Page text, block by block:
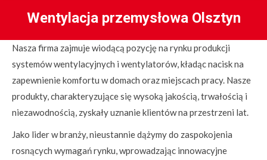
Wentylacja przemysłowa Olsztyn
Nasza firma zajmuje wiodącą pozycję na rynku produkcji
systemów wentylacyjnych i wentylatorów, kładąc nacisk na
zapewnienie komfortu w domach oraz miejscach pracy. Nasze
produkty, charakteryzujące się wysoką jakością, trwałością i
niezawodnością, zyskały uznanie klientów na przestrzeni lat.
Jako lider w branży, nieustannie dążymy do zaspokojenia
rosnących wymagań rynku, wprowadzając innowacyjne